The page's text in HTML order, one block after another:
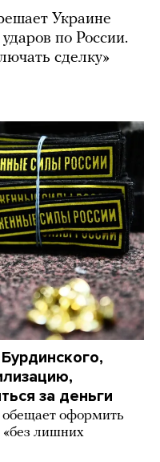
Украине
по России.
сделку»
за деньги
оформить
лишних